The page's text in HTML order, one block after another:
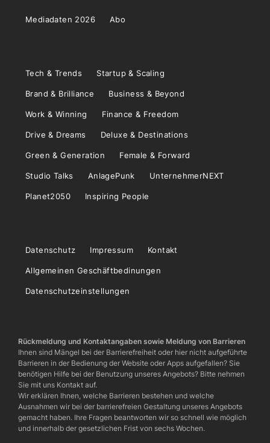
Mediadaten 2026 Abo
Tech & Trends Startup & Scaling
Brand & Brilliance Business & Beyond
Work & Winning Finance & Freedom
Drive & Dreams Deluxe & Destinations
Green & Generation Female & Forward
Studio Talks AnlagePunk UnternehmerNEXT
Planet2050 Inspiring People
Datenschutz Impressum Kontakt
Allgemeinen Geschäftbedinungen
Datenschutzeinstellungen
Rückmeldung und Kontaktangaben sowie Meldung von Barrieren
Ihnen sind Mängel bei der Barrierefreiheit oder hier nicht aufgeführte
Barrieren in der Bedienung der Website oder Apps aufgefallen? Sie
benötigen Hilfe bei der Benutzung unseres Angebots? Bitte nehmen
Sie mit uns Kontakt auf.
Wir erklären Ihnen, welche Barrieren bestehen und welche
Ausnahmen wir bei der barrierefreien Gestaltung unseres Angebots
gemacht haben. Ihre Fragen beantworten wir so schnell wie möglich
und innerhalb der gesetzlichen Frist von sechs Wochen.